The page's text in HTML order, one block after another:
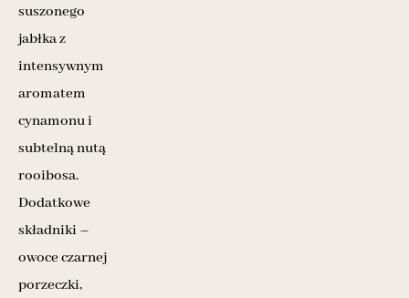
suszonego
jabłka z
intensywnym
aromatem
cynamonu i
subtelną nutą
rooibosa.
Dodatkowe
składniki –
owoce czarnej
porzeczki,